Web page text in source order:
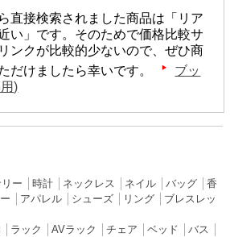
直接検索されました商品は「リア
い」です。そのためで価格比較サ
ンクが比較的少ないので、ぜひ商
だけましたら幸いです。
ブッ
)
ー 時計│ ネックレス ネイル│ バッグ│ 香
アパレル│ シューズ│ リング│ ブレスレッ
ラック AVラック チェア ベッド バス